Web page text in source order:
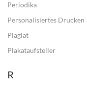
Periodika
Personalisiertes Drucken
Plagiat
Plakataufsteller
R